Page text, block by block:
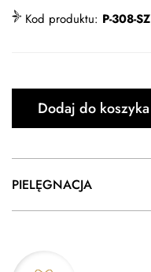
Kod produktu: P-308-SZ
Dodaj do koszyka
PIELĘGNACJA